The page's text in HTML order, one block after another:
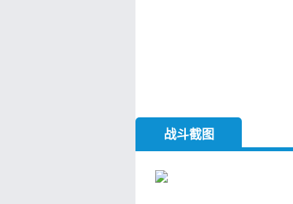
战斗截图